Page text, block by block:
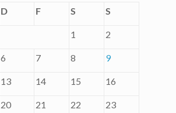
D F S S
1 2
6 7 8 9
13 14 15 16
20 21 22 23